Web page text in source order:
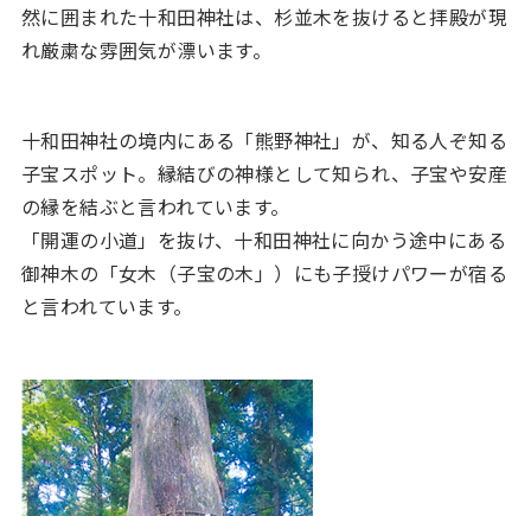
然に囲まれた十和田神社は、杉並木を抜けると拝殿が現
れ厳粛な雰囲気が漂います。
十和田神社の境内にある「熊野神社」が、知る人ぞ知る
子宝スポット。縁結びの神様として知られ、子宝や安産
の縁を結ぶと言われています。
「開運の小道」を抜け、十和田神社に向かう途中にある
御神木の「女木（子宝の木」）にも子授けパワーが宿る
と言われています。